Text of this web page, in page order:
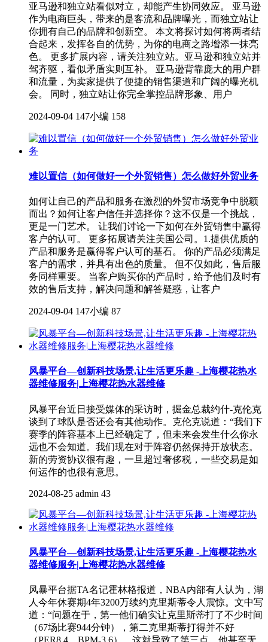
亚马逊和独立站看似对立，却能产生协同效应。 亚马逊
作为电商巨头，带来的是客流和品牌曝光，而独立站让
你拥有自己的品牌和创新空。 本文将探讨如何将两者结
合起来，发挥各自的优势，为你的电商之路增添一抹亮
色。 更多扩展内容，请关注独立站。亚马逊和独立站并
驾齐驱，看似矛盾实则互补。 亚马逊背靠庞大的用户群
和流量，为卖家提供了便捷的销售渠道和广阔的曝光机
会。 同时，独立站让你完全掌控品牌形象、用户
2024-09-04 147小编 158
难以置信（如何做好一个外贸销售）怎么做好外贸业务
如何让自己的产品和服务在激烈的外贸市场竞争中脱颖
而出？如何让客户信任并选择你？这不仅是一个挑战，
更是一门艺术。 让我们讨论一下如何在外贸销售中赢得
客户的认可。 更多拓展请关注美国公司。1.提供优质的
产品和服务是赢得客户认可的基石。 你的产品必须满足
客户的需求，并具有出色的质量。 但不仅如此，售后服
务同样重要。 当客户购买你的产品时，给予他们及时有
效的售后支持，解决问题和解答疑惑，让客户
2024-09-04 147小编 87
风暴平台—创新科技场景,让生活更乐趣 -上海樱花热水
器维修服务|上海樱花热水器维修
风暴平台近日接受媒体的采访时，掘金总裁约什-克伦克
谈到了球队是否还会有其他动作。克伦克说道：“我们下
赛季的阵容基本上已经确定了，但未来会发生什么你永
远也不会知道。我们现在对于阵容仍然保持开放状态。
新的劳资协议很有趣，一旦超过奢侈税，一些交易是如
何运作的也很有意思。
2024-08-25 admin 43
风暴平台—创新科技场景,让生活更乐趣 -上海樱花热水
器维修服务|上海樱花热水器维修
风暴平台据TA名记霍林格报道，NBA内部有人认为，湖
人今年休赛期4年3200万续约克里斯蒂令人震惊。文中写
道：“问题在于，第一他们确实让克里斯蒂打了不少时间
（67场比赛944分钟），第二克里斯蒂打得并不好